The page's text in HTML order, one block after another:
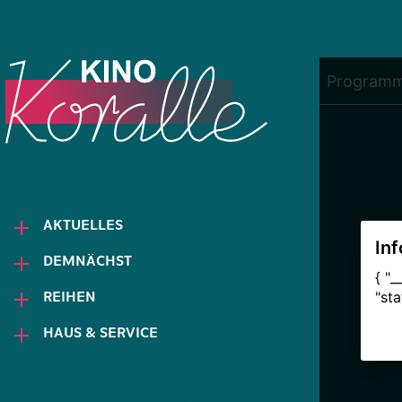
AKTUELLES
DEMNÄCHST
REIHEN
HAUS & SERVICE